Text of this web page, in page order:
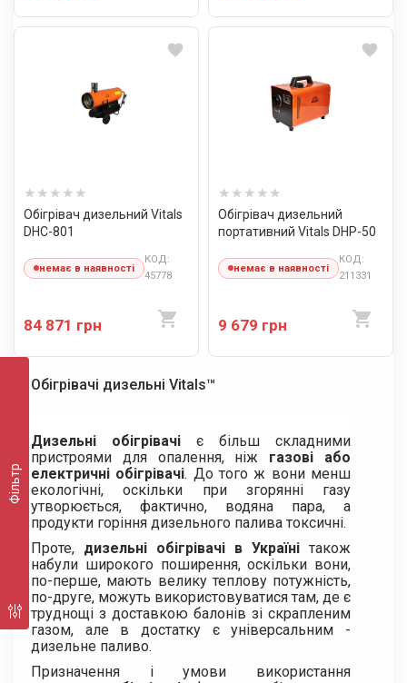
Фільтр
Обігрівач дизельний Vitals
DHC-801
немає в наявності
КОД:
45778
84 871 грн
Обігрівач дизельний
портативний Vitals DHP-50
немає в наявності
КОД:
211331
9 679 грн
Обігрівачі дизельні Vitals™
Дизельні обігрівачі є більш складними
пристроями для опалення, ніж газові або
електричні обігрівачі. До того ж вони менш
екологічні, оскільки при згорянні газу
утворюється, фактично, водяна пара, а
продукти горіння дизельного палива токсичні.
Проте, дизельні обігрівачі в Україні також
набули широкого поширення, оскільки вони,
по-перше, мають велику теплову потужність,
по-друге, можуть використовуватися там, де є
труднощі з доставкою балонів зі скрапленим
газом, але в достатку є універсальним -
дизельне паливо.
Призначення і умови використання